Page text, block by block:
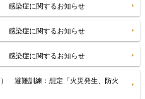
感染症に関するお知らせ
感染症に関するお知らせ
感染症に関するお知らせ
） 避難訓練：想定「火災発生、防火